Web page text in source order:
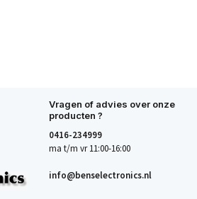
Vragen of advies over onze
producten ?
0416-234999
ma t/m vr 11:00-16:00
info@benselectronics.nl